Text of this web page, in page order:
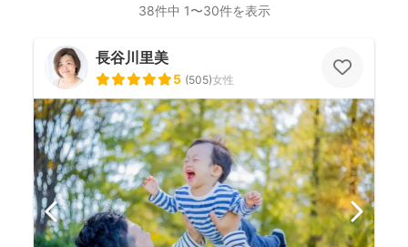
38件中 1〜30件を表示
長谷川里美
5 (505)女性